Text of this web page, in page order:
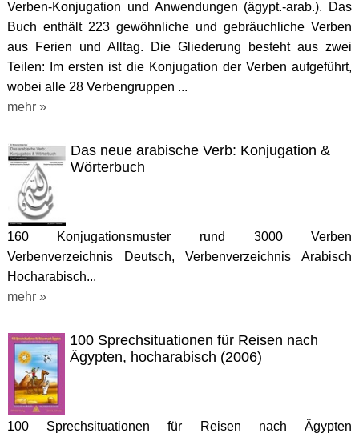
Verben-Konjugation und Anwendungen (ägypt.-arab.). Das
Buch enthält 223 gewöhnliche und gebräuchliche Verben
aus Ferien und Alltag. Die Gliederung besteht aus zwei
Teilen: Im ersten ist die Konjugation der Verben aufgeführt,
wobei alle 28 Verbengruppen ...
mehr »
Das neue arabische Verb: Konjugation &
Wörterbuch
160 Konjugationsmuster rund 3000 Verben
Verbenverzeichnis Deutsch, Verbenverzeichnis Arabisch
Hocharabisch...
mehr »
100 Sprechsituationen für Reisen nach
Ägypten, hocharabisch (2006)
100 Sprechsituationen für Reisen nach Ägypten